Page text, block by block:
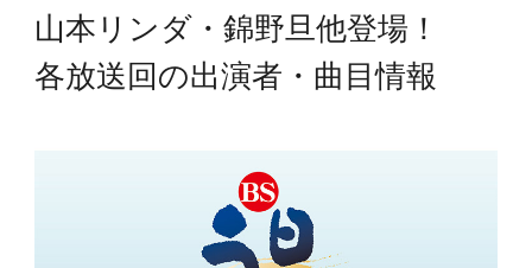
山本リンダ・錦野旦他登場！
各放送回の出演者・曲目情報